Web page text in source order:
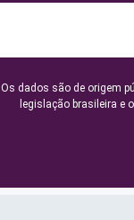
Os dados são de origem
legislação brasileira e